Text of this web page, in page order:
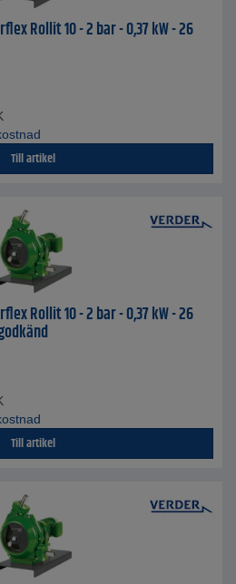
Rollit 10 - 2 bar - 0,37 kW - 26
Till artikel
Rollit 10 - 2 bar - 0,37 kW - 26
Till artikel